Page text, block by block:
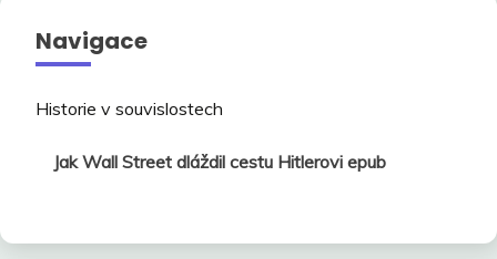
Navigace
Historie v souvislostech
Jak Wall Street dláždil cestu Hitlerovi epub